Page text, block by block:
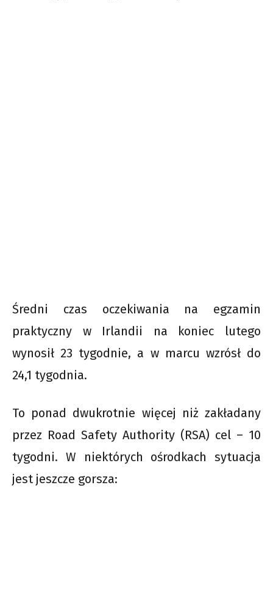
Średni czas oczekiwania na egzamin
praktyczny w Irlandii na koniec lutego
wynosił 23 tygodnie, a w marcu wzrósł do
24,1 tygodnia.
To ponad dwukrotnie więcej niż zakładany
przez Road Safety Authority (RSA) cel – 10
tygodni. W niektórych ośrodkach sytuacja
jest jeszcze gorsza: